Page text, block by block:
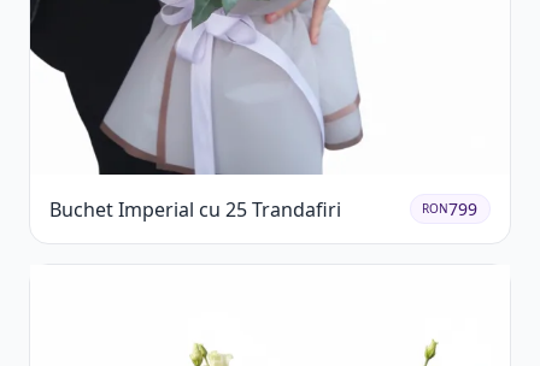
Buchet Imperial cu 25 Trandafiri RON799